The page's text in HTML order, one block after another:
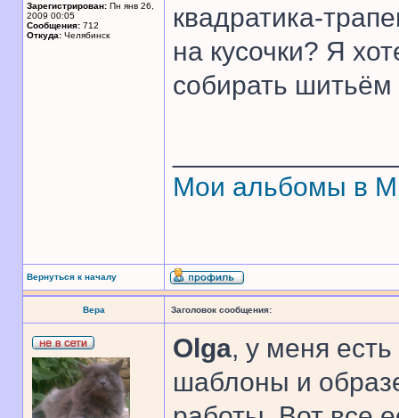
Зарегистрирован: Пн янв 26,
2009 00:05
Сообщения: 712
Откуда: Челябинск
квадратика-
на кусочки? Я
собирать шитьём
Мои альбомы в
Вернуться к началу
Вера Заголовок сообщения:
Olga, у меня
шаблоны и